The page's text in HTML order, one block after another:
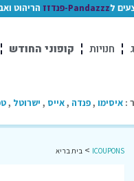
לPandazzz-פנדזז הריהוט
חנויות קופוני החודש
: איסימו ,פנדה ,אייס , ישרוטל ,
ICOUPONS
> בית בריא